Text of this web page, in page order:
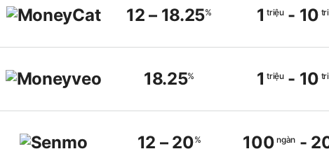
12 – 18.25% 1 triệu- 10
18.25% 1 triệu- 10
12 – 20% 100 ngàn-